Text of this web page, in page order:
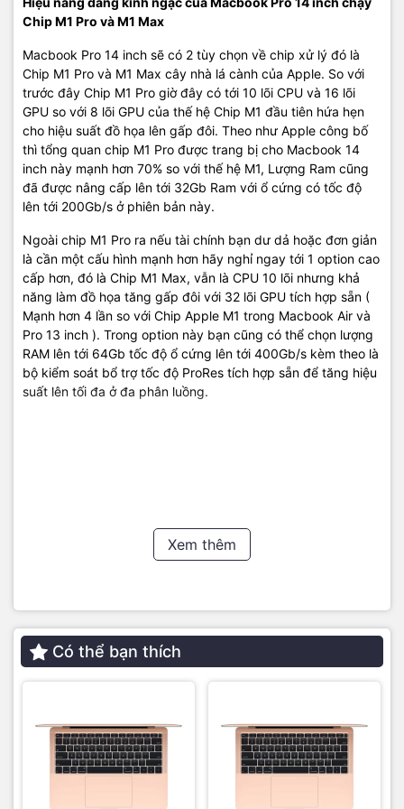
Chip M1 Pro và M1 Max
Macbook Pro 14 inch sẽ có 2 tùy chọn về chip xử lý đó là
Chip M1 Pro và M1 Max cây nhà lá cành của Apple. So với
trước đây Chip M1 Pro giờ đây có tới 10 lõi CPU và 16 lõi
GPU so với 8 lõi GPU của thế hệ Chip M1 đầu tiên hứa hẹn
cho hiệu suất đồ họa lên gấp đôi. Theo như Apple công bố
thì tổng quan chip M1 Pro được trang bị cho Macbook 14
inch này mạnh hơn 70% so với thế hệ M1, Lượng Ram cũng
đã được nâng cấp lên tới 32Gb Ram với ổ cứng có tốc độ
lên tới 200Gb/s ở phiên bản này.
Ngoài chip M1 Pro ra nếu tài chính bạn dư dả hoặc đơn giản
là cần một cấu hình mạnh hơn hãy nghỉ ngay tới 1 option cao
cấp hơn, đó là Chip M1 Max, vẫn là CPU 10 lõi nhưng khả
năng làm đồ họa tăng gấp đôi với 32 lõi GPU tích hợp sẵn (
Mạnh hơn 4 lần so với Chip Apple M1 trong Macbook Air và
Pro 13 inch ). Trong option này bạn cũng có thể chọn lượng
RAM lên tới 64Gb tốc độ ổ cứng lên tới 400Gb/s kèm theo là
bộ kiểm soát bổ trợ tốc độ ProRes tích hợp sẵn để tăng hiệu
suất lên tối đa ở đa phân luồng.
Dạo một vòng các trang diễn đàn công nghệ chủ đề bàn
luận sôi nổi nhất có lẽ là phần màn hình của Macbook Pro 14
của mình. Phần khuyết trên màn hình này, Apple dùng nó để
chứa bộ Camera trước với độ phân giải 1080p, một điều
mình khá tiếc là nếu đã tai thỏ như vậy rồi thì tại sao không
Sự trở lại của cổng HDMI, khe SD Card đã làm nức lòng
người dùng vì sau thời gian dài 4 năm vất vả mang theo các
bộ cổng chuyển đổi nay đã không còn cần thiết nữa, mình
2 cổng, sạc Magsafe cũng đã được trang bị trở lại. Apple đã
Xem thêm
Có thể bạn thích